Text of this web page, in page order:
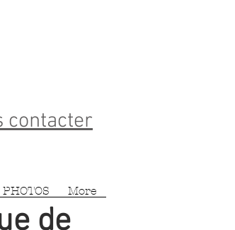
contacter
de
PHOTOS More